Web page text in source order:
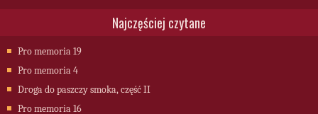
Najczęściej czytane
Pro memoria 19
Pro memoria 4
Droga do paszczy smoka, część II
Pro memoria 16